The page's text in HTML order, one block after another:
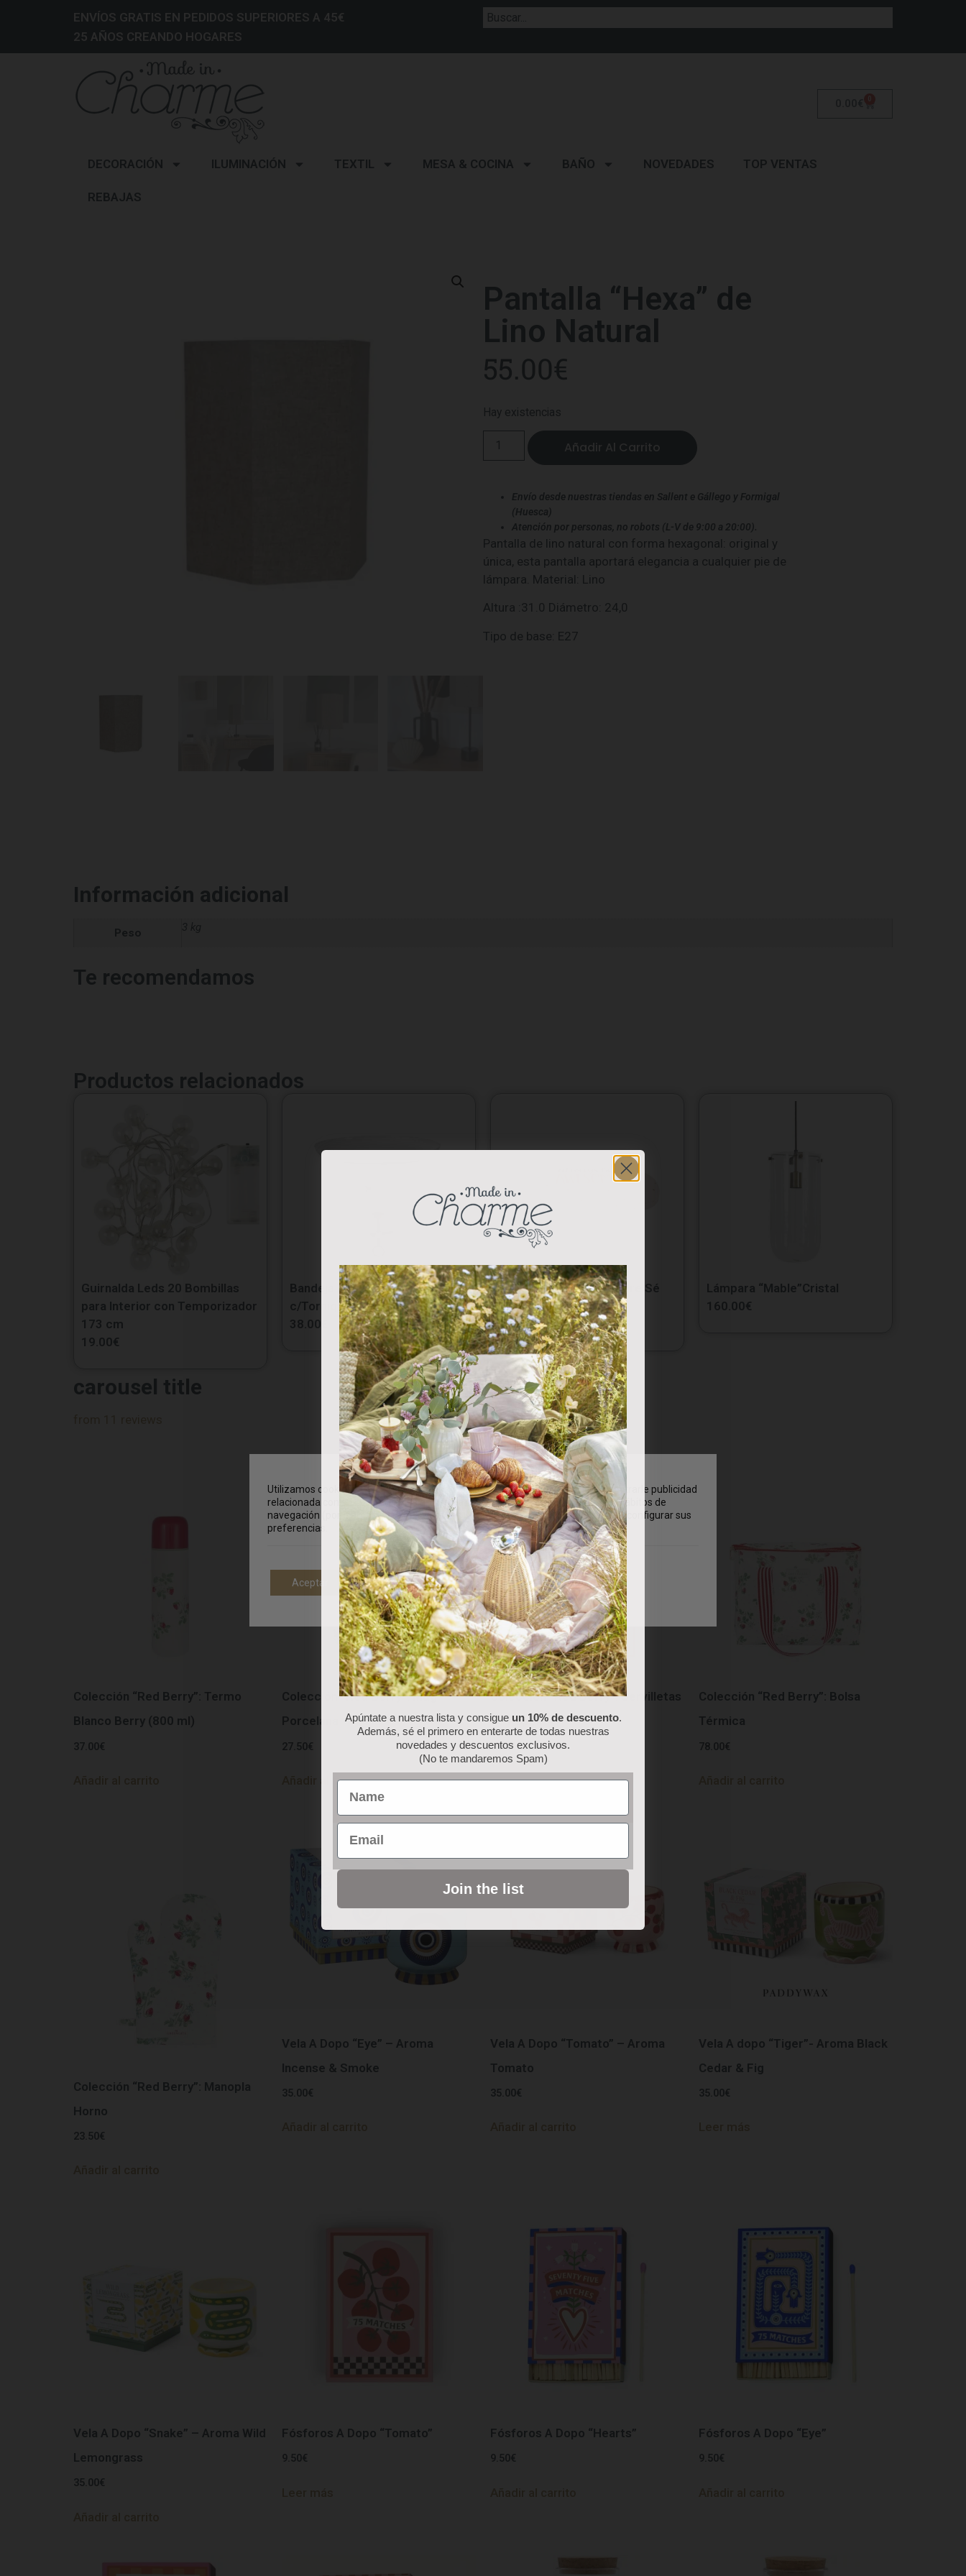
ENVÍOS GRATIS EN PEDIDOS SUPERIORES A 45€
25 AÑOS CREANDO HOGARES
DECORACIÓN ILUMINACIÓN TEXTIL MESA & COCINA BAÑO NOVEDADES TOP VENTAS
REBAJAS
Pantalla “Hexa” de
Lino Natural
55.00€
Hay existencias
Añadir Al Carrito
Envío desde nuestras tiendas en Sallent e Gállego y Formigal
(Huesca)
Atención por personas, no robots (L-V de 9:00 a 20:00).
Pantalla de lino natural con forma hexagonal: original y
única, esta pantalla aportará elegancia a cualquier pie de
lámpara. Material: Lino
Altura :31.0 Diámetro: 24,0
Tipo de base: E27
Información adicional
Te recomendamos
Productos relacionados
Guirnalda Leds 20 Bombillas
para Interior con Temporizador
173 cm
19.00€
Bandeja Metal Blanco
c/Torniquete
38.00
Funda de Gafas “Siempre Sé
Increible”
12.00€
Lámpara “Mable”Cristal
160.00€
carousel title
Colección “Red Berry”: Termo
Blanco Berry (800 ml)
37.00€
Colección “Red Berry”: Mug
Porcelana
27.50€
Añadir al carrito
Colección “Red Berry”: Servilletas
de Papel
6.50€
Añadir al carrito
Colección “Red Berry”: Bolsa
Térmica
78.00€
Colección “Red Berry”: Manopla
Horno
23.50€
Vela A Dopo “Eye” – Aroma
Incense & Smoke
35.00€
Vela A Dopo “Tomato” – Aroma
Tomato
35.00€
Vela A dopo “Tiger”- Aroma Black
Cedar & Fig
35.00€
Vela A Dopo “Snake” – Aroma Wild
Lemongrass
35.00 €
Fósforos A Dopo “Tomato”
9.50 €
Fósforos A Dopo “Hearts”
9.50 €
Fósforos A Dopo “Eye”
9.50 €
Utilizamos cookies propias y de terceros para analizar nuestros servicios y mostrarle publicidad
relacionada con sus preferencias en base a un perfil elaborado a partir de sus hábitos de
navegación (por ejemplo, páginas visitadas). Puede obtener más información y configurar sus
preferencias.
Aceptar Rechazar Personalizar
Apúntate a nuestra lista y consigue un 10% de descuento.
Además, sé el primero en enterarte de todas nuestras
novedades y descuentos exclusivos.
(No te mandaremos Spam)
Name
Email
Join the list